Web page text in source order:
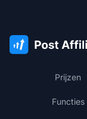
Prijzen
Functies